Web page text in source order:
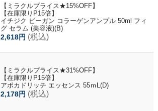
【ミラクルプライス★15%OFF】
【在庫限りP15倍】
イチジク ビーガン コラーゲンアンプル 50ml フィ
グ セラム (美容液)(B)
2,618円 (税込)
【ミラクルプライス★31%OFF】
【在庫限りP15倍】
アボカドリッチ エッセンス 55ｍL(D)
2,178円 (税込)